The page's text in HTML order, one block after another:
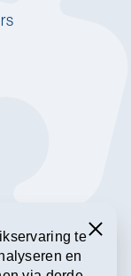
te
en Sluiten